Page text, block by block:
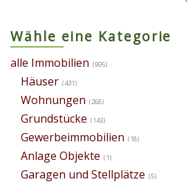
Wähle eine Kategorie
alle Immobilien (995)
Häuser (431)
Wohnungen (268)
Grundstücke (143)
Gewerbeimmobilien (18)
Anlage Objekte (1)
Garagen und Stellplätze (5)